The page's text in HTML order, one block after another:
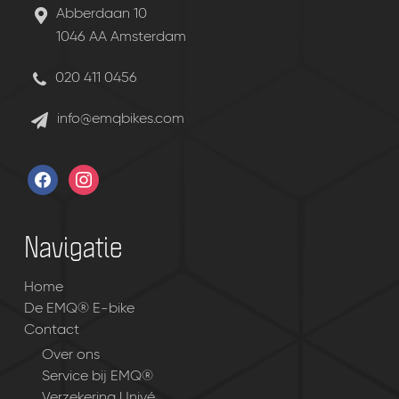
Abberdaan 10
1046 AA Amsterdam
020 411 0456
info@emqbikes.com
facebookinstagram
Navigatie
Home
De EMQ® E-bike
Contact
Over ons
Service bij EMQ®